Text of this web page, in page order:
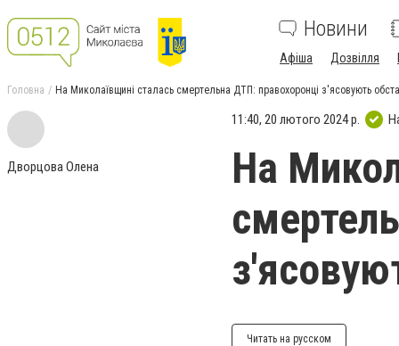
Новини
Афіша Дозвілля
Головна На Миколаївщині сталась смертельна ДТП: правохоронці з'ясовують
Дворцова Олена
11:40, 20 лютого 2024 р.
На
Читать на русском